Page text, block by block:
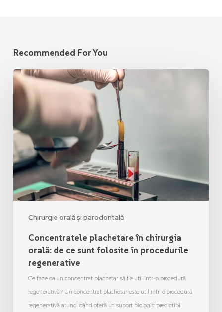
Recommended For You
Chirurgie orală și parodontală
Concentratele plachetare în chirurgia
orală: de ce sunt folosite în procedurile
regenerative
Ce face ca un concentrat plachetar să fie util într-o procedură
regenerativă? Un concentrat plachetar este util într-o procedură
regenerativă atunci când oferă un suport biologic predictibil